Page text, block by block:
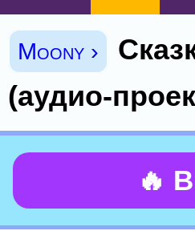
Moony ›
(аудио-
🔥